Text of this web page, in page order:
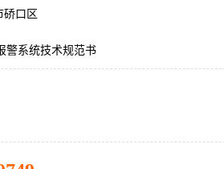
硚口区
警系统技术规范书